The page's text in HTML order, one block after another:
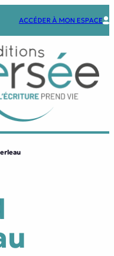
ACCÉDER À MON ESPACE